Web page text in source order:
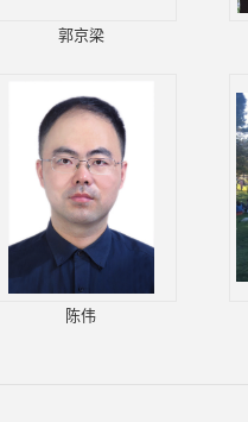
郭京梁
陈伟